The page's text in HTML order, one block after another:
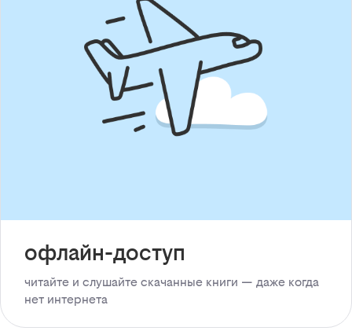
офлайн-доступ
читайте и слушайте скачанные книги — даже когда
нет интернета